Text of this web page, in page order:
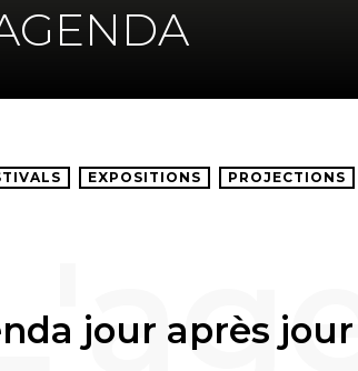
EXPOSITIONS PROJECTIONS
jour après jour